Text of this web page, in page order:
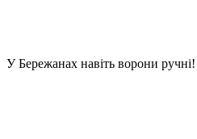
У Бережанах навіть ворони ручні!